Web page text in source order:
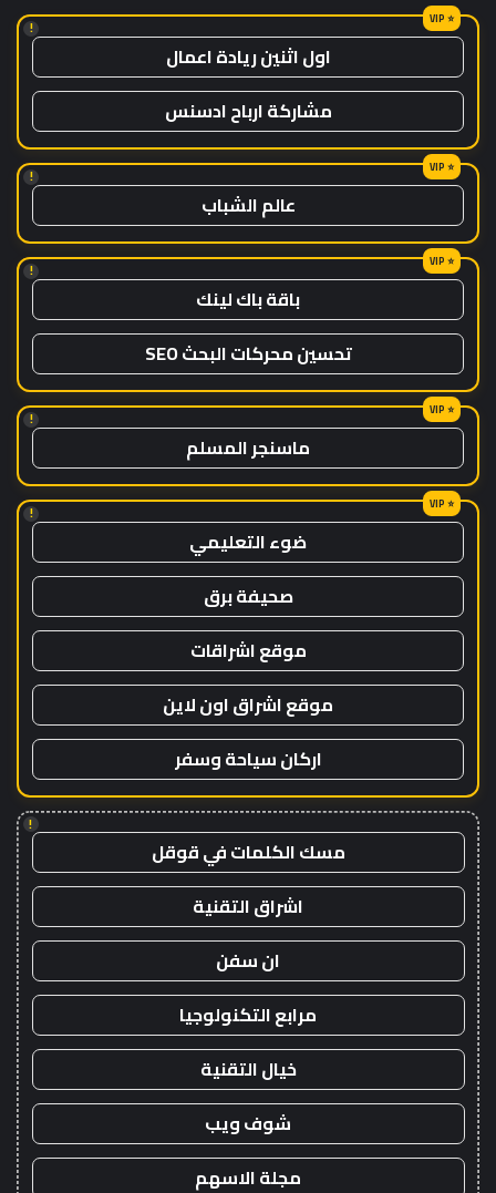
!
اول اثنين ريادة اعمال
مشاركة ارباح ادسنس
!
عالم الشباب
!
باقة باك لينك
تحسين محركات البحث SEO
!
ماسنجر المسلم
!
ضوء التعليمي
صحيفة برق
موقع اشراقات
موقع اشراق اون لاين
اركان سياحة وسفر
!
مسك الكلمات في قوقل
اشراق التقنية
ان سفن
مرابع التكنولوجيا
خيال التقنية
شوف ويب
مجلة الاسهم